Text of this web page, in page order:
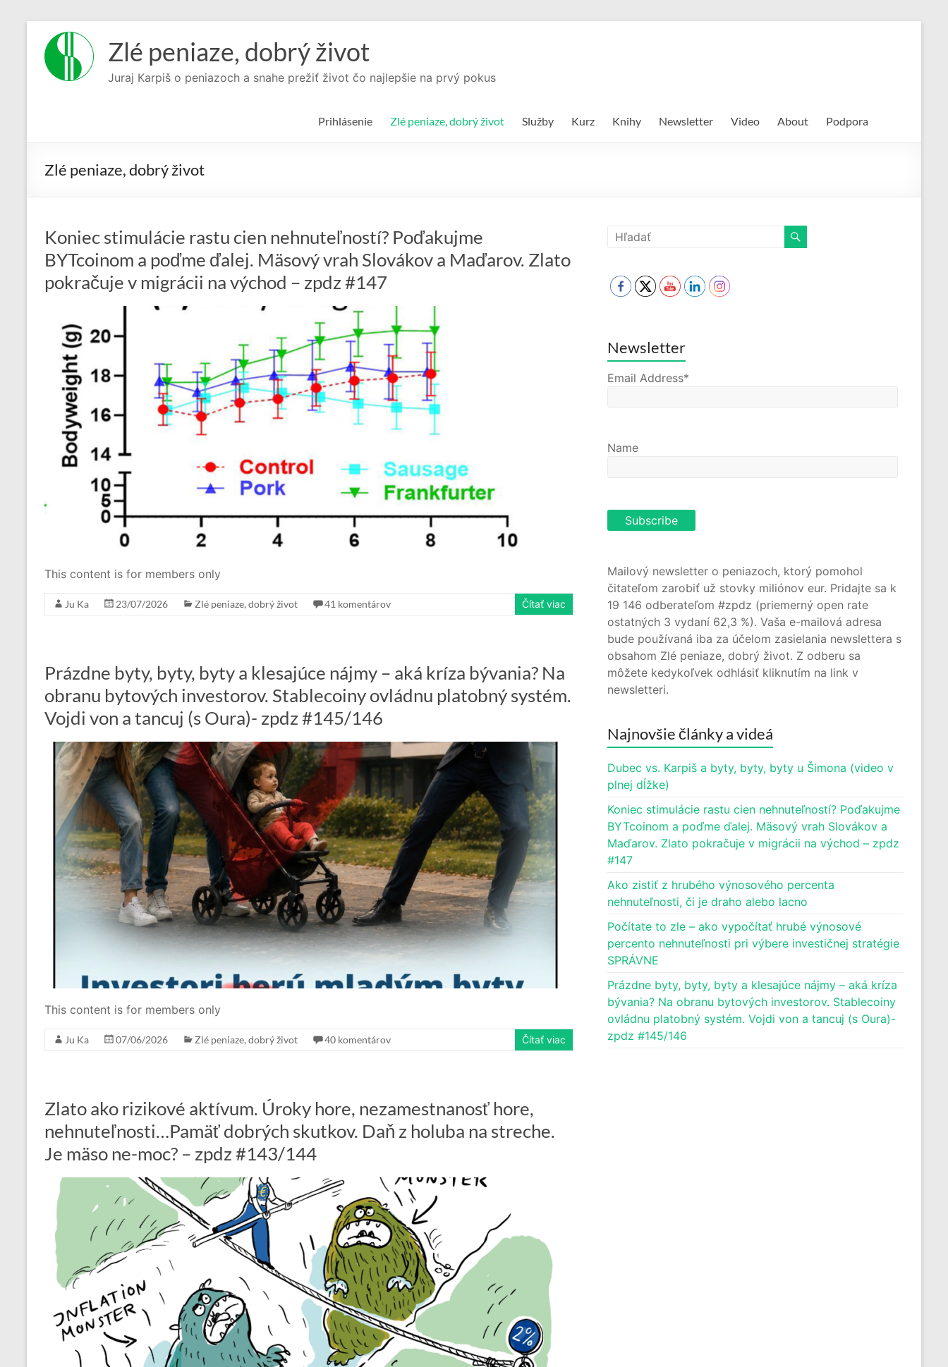
obsah
Zlé peniaze, dobrý život
Juraj Karpiš o peniazoch a snahe prežiť život čo najlepšie na prvý pokus
Prihlásenie Zlé peniaze, dobrý život Služby Kurz Knihy Newsletter Video About Podpora
Zlé peniaze, dobrý život
Koniec stimulácie rastu cien nehnuteľností? Poďakujme
BYTcoinom a poďme ďalej. Mäsový vrah Slovákov a Maďarov. Zlato
pokračuje v migrácii na východ – zpdz #147
This content is for members only
Ju Ka 23/07/2026 Zlé peniaze, dobrý život 41 komentárov Čítať viac
Prázdne byty, byty, byty a klesajúce nájmy – aká kríza bývania? Na
obranu bytových investorov. Stablecoiny ovládnu platobný systém.
Vojdi von a tancuj (s Oura)- zpdz #145/146
This content is for members only
Ju Ka 07/06/2026 Zlé peniaze, dobrý život 40 komentárov Čítať viac
Zlato ako rizikové aktívum. Úroky hore, nezamestnanosť hore,
nehnuteľnosti…Pamäť dobrých skutkov. Daň z holuba na streche.
Je mäso ne-moc? – zpdz #143/144
Newsletter
Email Address*
Name
Mailový newsletter o peniazoch, ktorý pomohol
čitateľom zarobiť už stovky miliónov eur. Pridajte sa k
19 146 odberateľom #zpdz (priemerný open rate
ostatných 3 vydaní 62,3 %). Vaša e-mailová adresa
bude používaná iba za účelom zasielania newslettera s
obsahom Zlé peniaze, dobrý život. Z odberu sa
môžete kedykoľvek odhlásiť kliknutím na link v
newsletteri.
Najnovšie články a videá
Dubec vs. Karpiš a byty, byty, byty u Šimona (video v
plnej dĺžke)
Koniec stimulácie rastu cien nehnuteľností? Poďakujme
BYTcoinom a poďme ďalej. Mäsový vrah Slovákov a
Maďarov. Zlato pokračuje v migrácii na východ – zpdz
#147
Ako zistiť z hrubého výnosového percenta
nehnuteľnosti, či je draho alebo lacno
Počítate to zle – ako vypočítať hrubé výnosové
percento nehnuteľnosti pri výbere investičnej stratégie
SPRÁVNE
Prázdne byty, byty, byty a klesajúce nájmy – aká kríza
bývania? Na obranu bytových investorov. Stablecoiny
ovládnu platobný systém. Vojdi von a tancuj (s Oura)-
zpdz #145/146